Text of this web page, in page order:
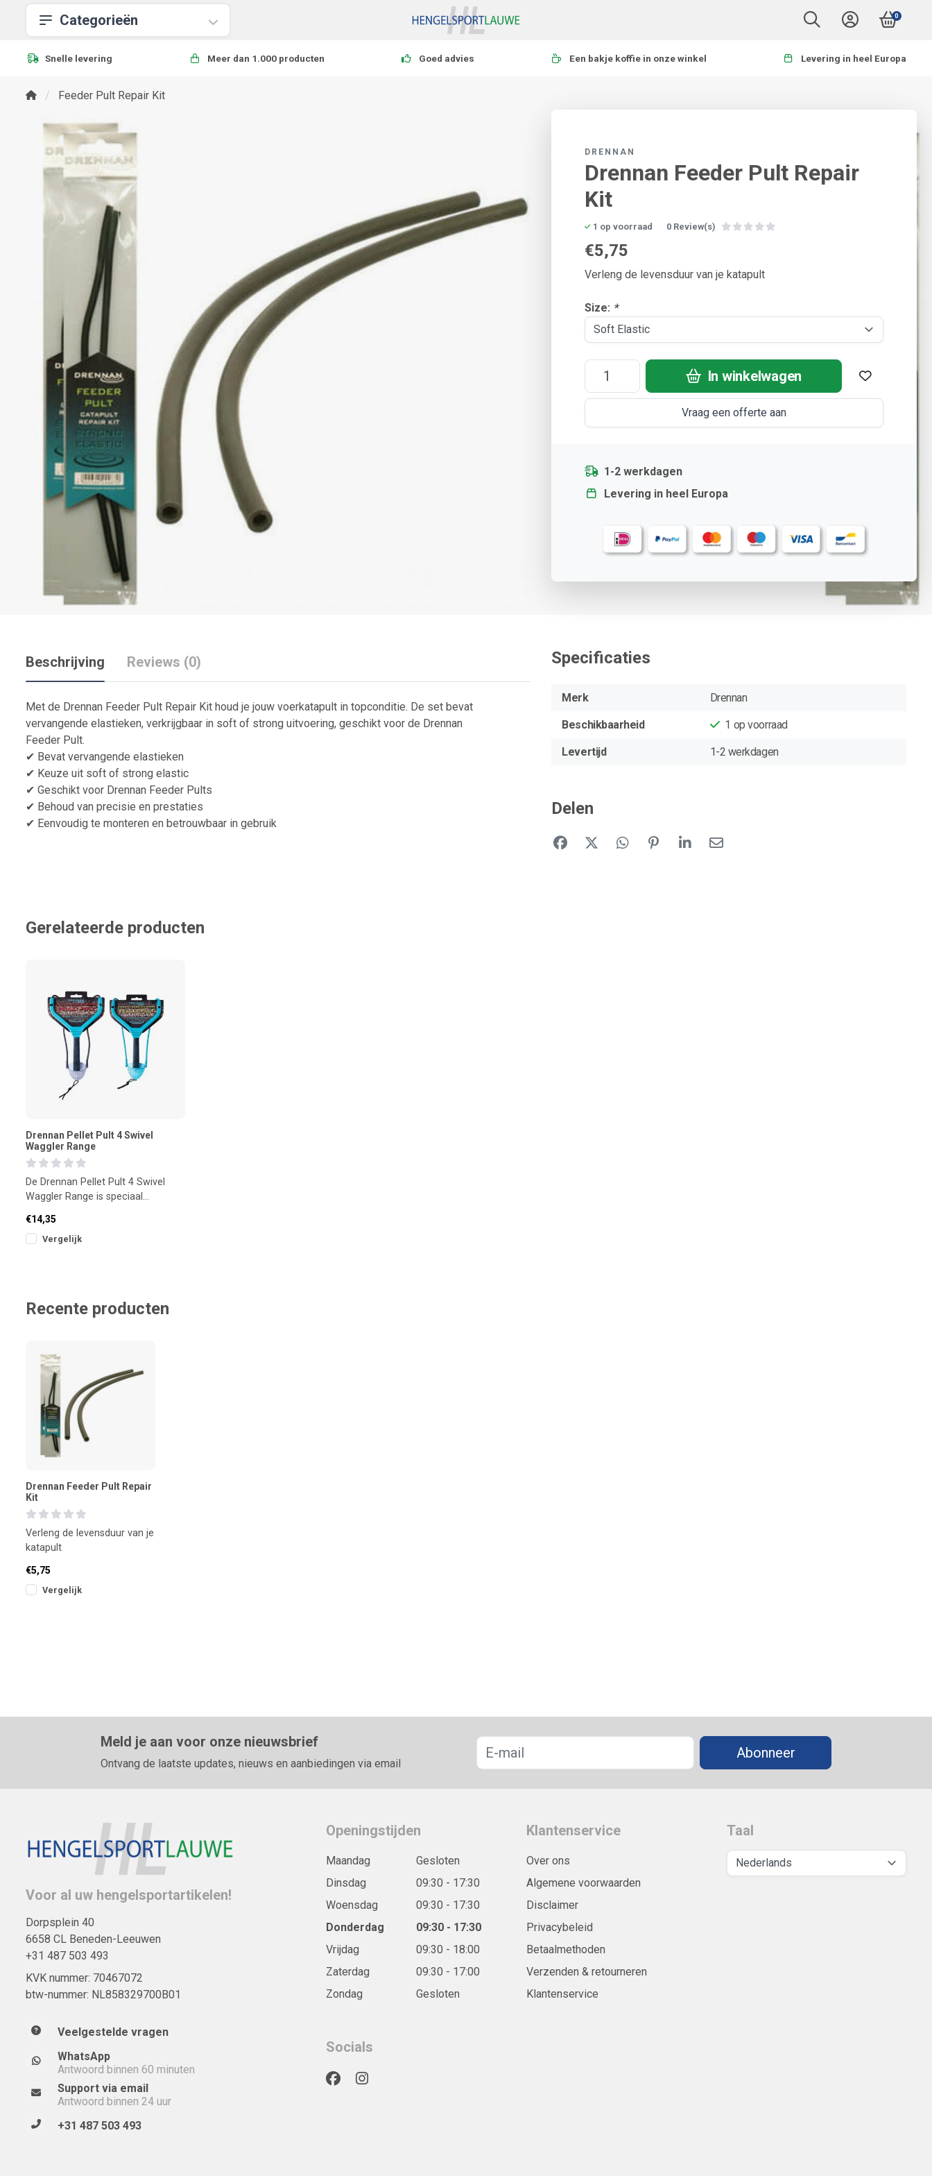
Categorieën 0
Snelle levering Meer dan 1.000 producten Goed advies Een bakje koffie in onze winkel Levering in heel Europa
Feeder Pult Repair Kit
DRENNAN
Drennan Feeder Pult Repair
Kit
1 op voorraad 0 Review(s)
€5,75
Verleng de levensduur van je katapult
Size: *
In winkelwagen
Vraag een offerte aan
1-2 werkdagen
Levering in heel Europa
Beschrijving Reviews (0)
Met de Drennan Feeder Pult Repair Kit houd je jouw voerkatapult in topconditie. De set bevat
vervangende elastieken, verkrijgbaar in soft of strong uitvoering, geschikt voor de Drennan
Feeder Pult.
✔ Bevat vervangende elastieken
✔ Keuze uit soft of strong elastic
✔ Geschikt voor Drennan Feeder Pults
✔ Behoud van precisie en prestaties
✔ Eenvoudig te monteren en betrouwbaar in gebruik
Specificaties
Merk Drennan
Beschikbaarheid 1 op voorraad
Levertijd 1-2 werkdagen
Delen
Gerelateerde producten
Drennan Pellet Pult 4 Swivel
Waggler Range
De Drennan Pellet Pult 4 Swivel
Waggler Range is speciaal
met pell
€14,35
Vergelijk
Recente producten
Drennan Feeder Pult Repair
Kit
Verleng de levensduur van je
katapult
€5,75
Vergelijk
Meld je aan voor onze nieuwsbrief
Ontvang de laatste updates, nieuws en aanbiedingen via email
Abonneer
Voor al uw hengelsportartikelen!
Dorpsplein 40
6658 CL Beneden-Leeuwen
+31 487 503 493
KVK nummer: 70467072
btw-nummer: NL858329700B01
Veelgestelde vragen
WhatsApp
Antwoord binnen 60 minuten
Support via email
Antwoord binnen 24 uur
+31 487 503 493
Openingstijden
Maandag
Gesloten
Dinsdag
09:30 - 17:30
Woensdag
09:30 - 17:30
Donderdag
09:30 - 17:30
Vrijdag
09:30 - 18:00
Zaterdag
09:30 - 17:00
Zondag
Gesloten
Socials
Klantenservice
Over ons
Algemene voorwaarden
Disclaimer
Privacybeleid
Betaalmethoden
Verzenden & retourneren
Klantenservice
Taal